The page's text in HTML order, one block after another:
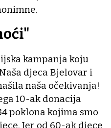
kampanja koju
djeca Bjelovar i
naša očekivanja!
10-ak donacija
poklona kojima smo
Jer od 60-ak djece